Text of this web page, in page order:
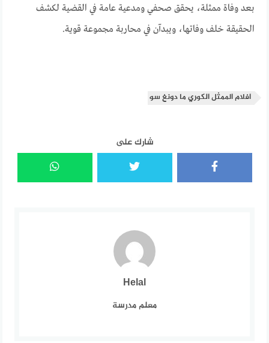
بعد وفاة ممثلة، يحقق صحفي ومدعية عامة في القضية لكشف
الحقيقة خلف وفاتها، ويبدآن في محاربة مجموعة قوية.
افلام الممثل الكوري ما دونغ سو
شارك على
Helal
معلم مدرسة